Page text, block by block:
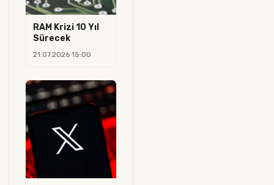
RAM Krizi 10 Yıl
Sürecek
21.07.2026 15:00